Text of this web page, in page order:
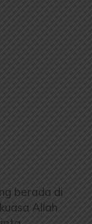
berada di
Allah